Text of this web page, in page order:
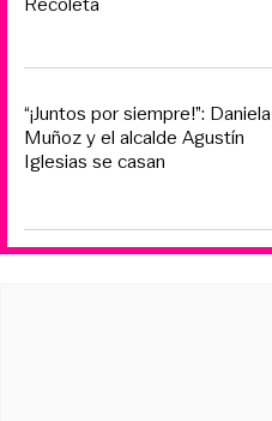
“¡Juntos por siempre!”: Daniela
Muñoz y el alcalde Agustín
Iglesias se casan